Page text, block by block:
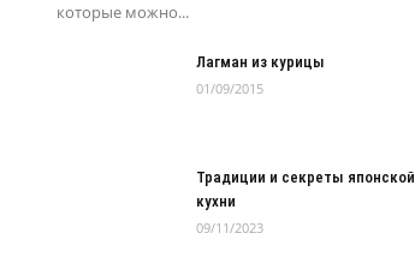
которые можно...
Лагман из курицы
01/09/2015
Традиции и секреты японской
кухни
09/11/2023